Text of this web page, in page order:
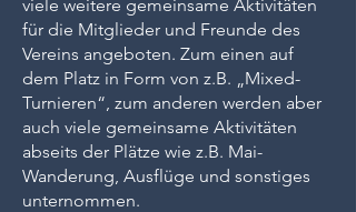
viele weitere gemeinsame Aktivitäten
für die Mitglieder und Freunde des
Vereins angeboten. Zum einen auf
dem Platz in Form von z.B. „Mixed-
Turnieren“, zum anderen werden aber
auch viele gemeinsame Aktivitäten
abseits der Plätze wie z.B. Mai-
Wanderung, Ausflüge und sonstiges
unternommen.